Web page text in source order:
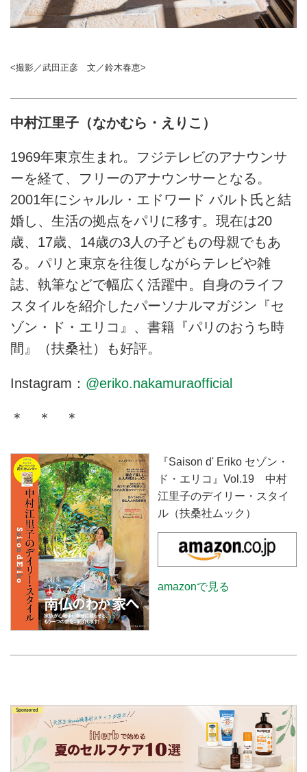
<撮影／武田正彦 文／鈴木春恵>
中村江里子（なかむら・えりこ）
1969年東京生まれ。フジテレビのアナウンサ
ーを経て、フリーのアナウンサーとなる。
2001年にシャルル・エドワード バルト氏と結
婚し、生活の拠点をパリに移す。現在は20
歳、17歳、14歳の3人の子どもの母親でもあ
る。パリと東京を往復しながらテレビや雑
誌、執筆などで幅広く活躍中。自身のライフ
スタイルを紹介したパーソナルマガジン『セ
ゾン・ド・エリコ』、書籍『パリのおうち時
間』（扶桑社）も好評。
Instagram： @eriko.nakamuraofficial
＊ ＊ ＊
『Saison d' Eriko セゾン・
ド・エリコ』 Vol.19中村
江里子のデイリー・スタイ
ル（扶桑社ムック）
amazonで見る